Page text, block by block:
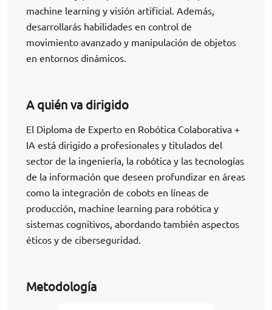
machine learning y visión artificial. Además,
desarrollarás habilidades en control de
movimiento avanzado y manipulación de objetos
en entornos dinámicos.
A quién va dirigido
El Diploma de Experto en Robótica Colaborativa +
IA está dirigido a profesionales y titulados del
sector de la ingeniería, la robótica y las tecnologías
de la información que deseen profundizar en áreas
como la integración de cobots en líneas de
producción, machine learning para robótica y
sistemas cognitivos, abordando también aspectos
éticos y de ciberseguridad.
Metodología